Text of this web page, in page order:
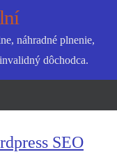
náhradné plnenie,
dôchodca.
SEO